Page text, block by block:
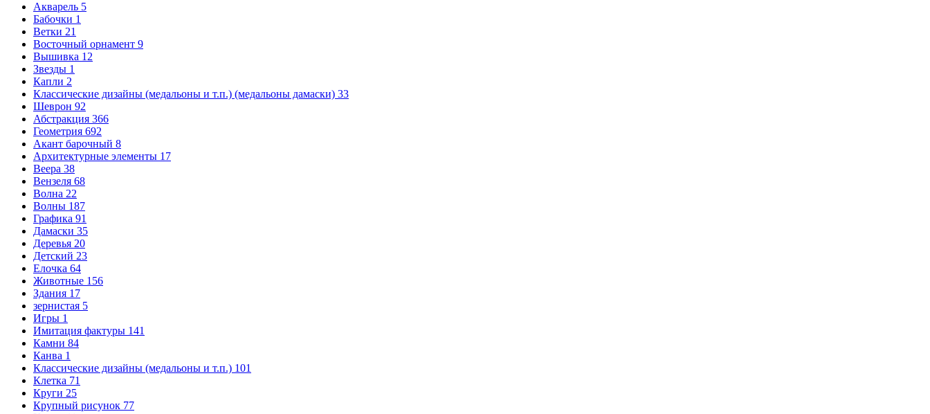
Акварель 5
Бабочки 1
Ветки 21
Восточный орнамент 9
Вышивка 12
Звезды 1
Капли 2
Классические дизайны (медальоны и т.п.) (медальоны дамаски) 33
Шеврон 92
Абстракция 366
Геометрия 692
Акант барочный 8
Архитектурные элементы 17
Веера 38
Вензеля 68
Волна 22
Волны 187
Графика 91
Дамаски 35
Деревья 20
Детский 23
Елочка 64
Животные 156
Здания 17
зернистая 5
Игры 1
Имитация фактуры 141
Камни 84
Канва 1
Классические дизайны (медальоны и т.п.) 101
Клетка 71
Круги 25
Крупный рисунок 77